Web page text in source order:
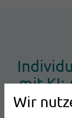
Wir
mit KI:
Viele